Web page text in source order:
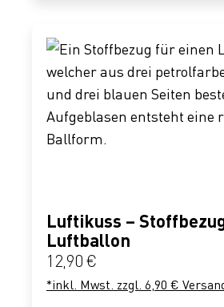
Luftikuss –
Luftballon
Regulärer Preis:
12,90 €
*inkl. Mwst. zzgl. 6,90 €